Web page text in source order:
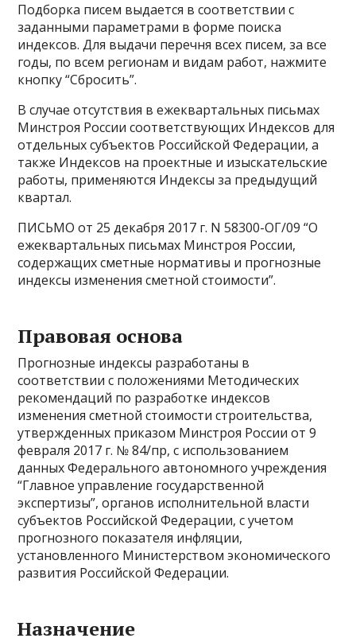
Подборка писем выдается в соответствии с
заданными параметрами в форме поиска
индексов. Для выдачи перечня всех писем, за все
годы, по всем регионам и видам работ, нажмите
кнопку “Сбросить”.
В случае отсутствия в ежеквартальных письмах
Минстроя России соответствующих Индексов для
отдельных субъектов Российской Федерации, а
также Индексов на проектные и изыскательские
работы, применяются Индексы за предыдущий
квартал.
ПИСЬМО от 25 декабря 2017 г. N 58300-ОГ/09 “О
ежеквартальных письмах Минстроя России,
содержащих сметные нормативы и прогнозные
индексы изменения сметной стоимости”.
Правовая основа
Прогнозные индексы разработаны в
соответствии с положениями Методических
рекомендаций по разработке индексов
изменения сметной стоимости строительства,
утвержденных приказом Минстроя России от 9
февраля 2017 г. № 84/пр, с использованием
данных Федерального автономного учреждения
“Главное управление государственной
экспертизы”, органов исполнительной власти
субъектов Российской Федерации, с учетом
прогнозного показателя инфляции,
установленного Министерством экономического
развития Российской Федерации.
Назначение